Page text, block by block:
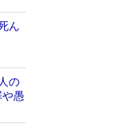
ん
の
愚